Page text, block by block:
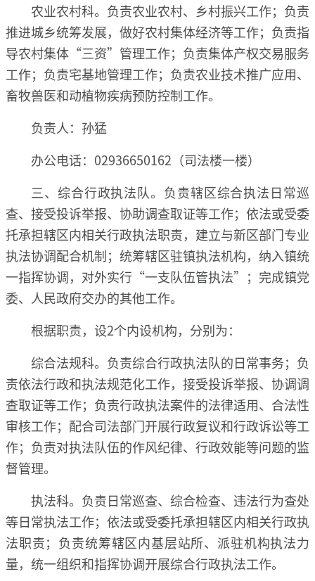
农业农村科。负责农业农村、乡村振兴工作；负责
推进城乡统筹发展，做好农村集体经济等工作；负责指
导农村集体“三资”管理工作；负责集体产权交易服务
工作；负责宅基地管理工作；负责农业技术推广应用、
畜牧兽医和动植物疾病预防控制工作。
负责人：孙猛
办公电话：02936650162（司法楼一楼）
三、综合行政执法队。负责辖区综合执法日常巡
查、接受投诉举报、协助调查取证等工作；依法或受委
托承担辖区内相关行政执法职责，建立与新区部门专业
执法协调配合机制；统筹辖区驻镇执法机构，纳入镇统
一指挥协调，对外实行“一支队伍管执法”；完成镇党
委、人民政府交办的其他工作。
根据职责，设2个内设机构，分别为：
综合法规科。负责综合行政执法队的日常事务；负
责依法行政和执法规范化工作，接受投诉举报、协调调
查取证等工作；负责行政执法案件的法律适用、合法性
审核工作；配合司法部门开展行政复议和行政诉讼等工
作；负责对执法队伍的作风纪律、行政效能等问题的监
督管理。
执法科。负责日常巡查、综合检查、违法行为查处
等日常执法工作；依法或受委托承担辖区内相关行政执
法职责；负责统筹辖区内基层站所、派驻机构执法力
量，统一组织和指挥协调开展综合行政执法工作。